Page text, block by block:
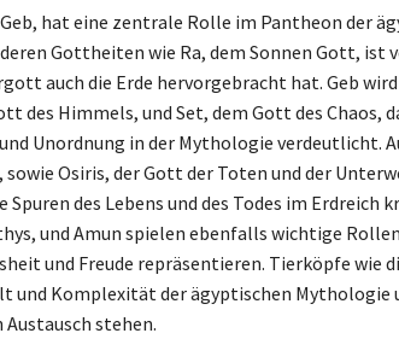
hat eine zentrale Rolle im Pantheon der
Gottheiten wie Ra, dem Sonnen Gott, ist
auch die Erde hervorgebracht hat. Geb
des Himmels, und Set, dem Gott des Chaos,
Unordnung in der Mythologie verdeutlicht.
Osiris, der Gott der Toten und der
Spuren des Lebens und des Todes im Erdreich
und Amun spielen ebenfalls wichtige
und Freude repräsentieren. Tierköpfe wie
und Komplexität der ägyptischen Mythologie
stehen.